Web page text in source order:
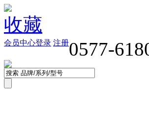
收藏
0577-
登录 注册
会员中心